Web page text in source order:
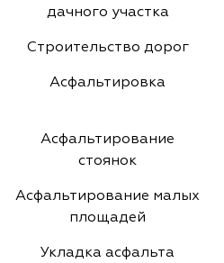
дачного участка
Строительство дорог
Асфальтировка
Асфальтирование
стоянок
Асфальтирование малых
площадей
Укладка асфальта